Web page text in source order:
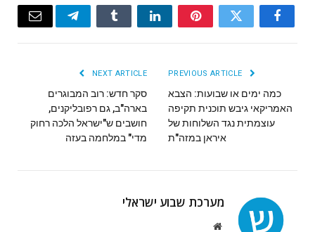
Facebook
Twitter
Pinterest
LinkedIn
Tumblr
Telegram
Email
כמה ימים או שבועות: הצבא
האמריקאי גיבש תוכנית תקיפה
עוצמתית נגד השלוחות של
איראן במזה"ת
NEXT ARTICLE
סקר חדש: רוב המבוגרים
בארה"ב, גם רפובליקנים,
חושבים ש"ישראל הלכה רחוק
מדי" במלחמה בעזה
מערכת שבוע ישראלי
Website